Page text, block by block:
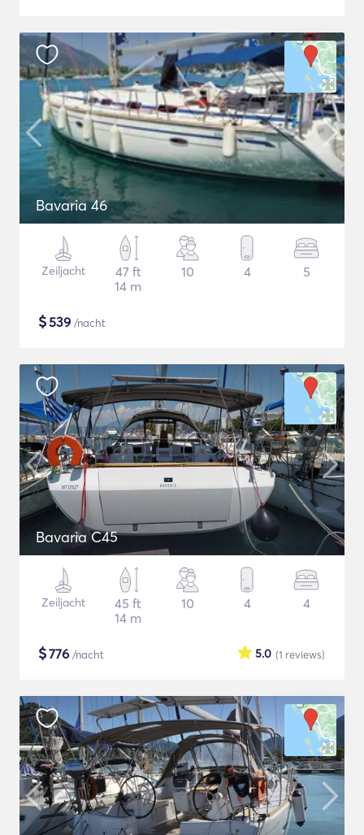
Bavaria 46
Zeiljacht
47 ft
14 m
10 4 5
$539 /nacht
Bavaria C45
Zeiljacht
45 ft
14 m
10 4 4
$776 /nacht (1 reviews)
5.0